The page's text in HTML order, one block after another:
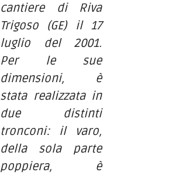
cantiere di Riva
Trigoso (GE) il 17
luglio del 2001.
Per le sue
dimensioni, è
stata realizzata in
due distinti
tronconi: il varo,
della sola parte
poppiera, è